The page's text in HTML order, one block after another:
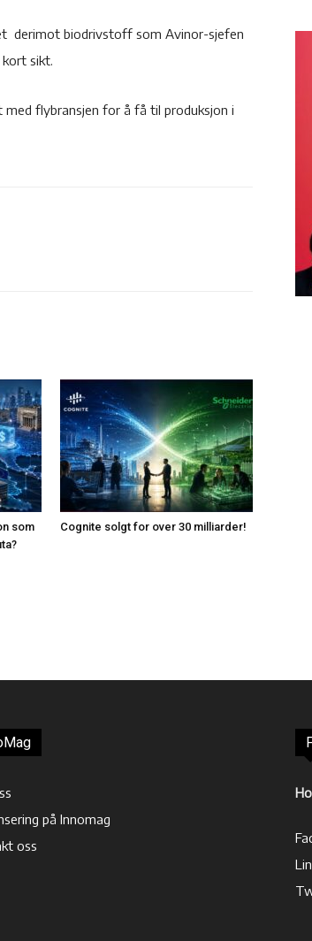
derimot biodrivstoff som Avinor-sjefen
sikt.
flybransjen for å få til produksjon i
som
Cognite solgt for over 30 milliarder!
på Innomag
oss